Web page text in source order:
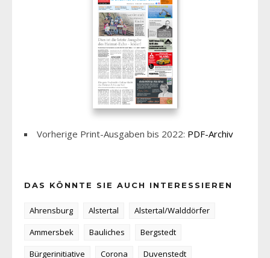
Vorherige Print-Ausgaben bis 2022: PDF-Archiv
DAS KÖNNTE SIE AUCH INTERESSIEREN
Ahrensburg Alstertal
Alstertal/Walddörfer
Ammersbek
Bauliches
Bergstedt
Bürgerinitiative
Corona
Duvenstedt